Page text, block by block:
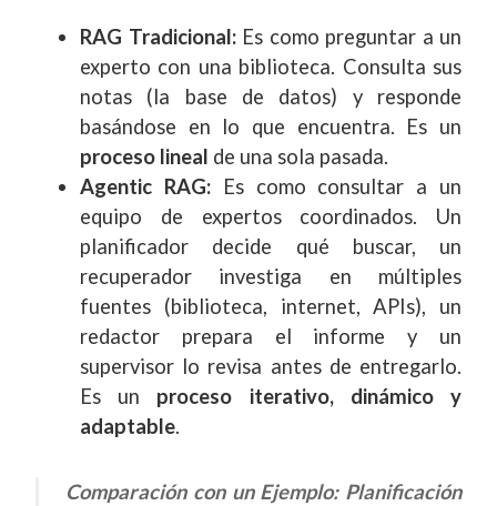
RAG Tradicional:Es como preguntar a un
experto con una biblioteca. Consulta sus
notas (la base de datos) y responde
basándose en lo que encuentra. Es un
proceso lineal de una sola pasada.
Agentic RAG:Es como consultar a un
equipo de expertos coordinados. Un
planificador decide qué buscar, un
recuperador investiga en múltiples
fuentes (biblioteca, internet, APIs), un
redactor prepara el informe y un
supervisor lo revisa antes de entregarlo.
Es un proceso iterativo, dinámico y
adaptable.
Comparación con un Ejemplo: Planificación